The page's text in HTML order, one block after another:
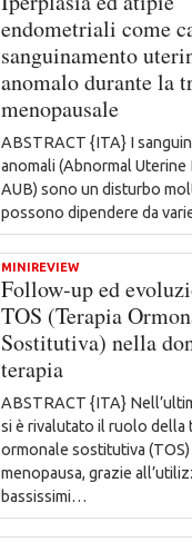
endometriali come
sanguinamento
anomalo durante la
menopausale
ABSTRACT {ITA} I
anomali (Abnormal Uterine
AUB) sono un disturbo
possono dipendere da
MINIREVIEW
Follow-up ed
TOS (Terapia
Sostitutiva) nella
terapia
ABSTRACT {ITA}
si è rivalutato il ruolo della
ormonale sostitutiva
menopausa, grazie
bassissimi…